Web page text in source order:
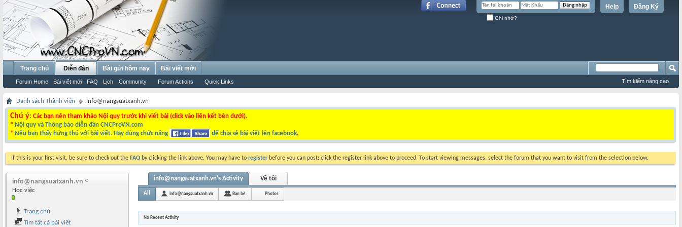
Đăng Ký
Help
Ghi nhớ?
Trang chủ Diễn đàn
Forum Home Bài viết mới FAQ Lịch Community Forum Actions Quick Links
Bài gửi hôm nay Bài viết mới
Tìm kiếm nâng cao
Danh sách Thành viên info@nangsuatxanh.vn
Chú ý: Các bạn nên tham khảo Nội quy trước khi viết bài (click vào liên kết bên dưới).
* Nội quy và Thông báo diễn đàn CNCProVN.com
* Nếu bạn thấy hứng thú với bài viết. Hãy dùng chức năng để chia sẻ bài viết lên facebook.
If this is your first visit, be sure to check out the FAQ by clicking the link above. You may have to register before you can post: click the register link above to proceed. To start viewing messages, select the forum that you want to visit from the selection below.
info@nangsuatxanh.vn
Học việc
Trang chủ
Tìm tất cả bài viết
info@nangsuatxanh.vn's Activity Về tôi
All info@nangsuatxanh.vn Bạn bè Photos
No Recent Activity